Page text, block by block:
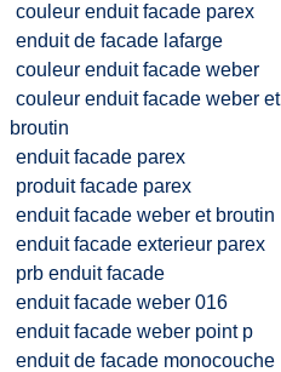
couleur enduit facade parex
enduit de facade lafarge
couleur enduit facade weber
couleur enduit facade weber et
broutin
enduit facade parex
produit facade parex
enduit facade weber et broutin
enduit facade exterieur parex
prb enduit facade
enduit facade weber 016
enduit facade weber point p
enduit de facade monocouche